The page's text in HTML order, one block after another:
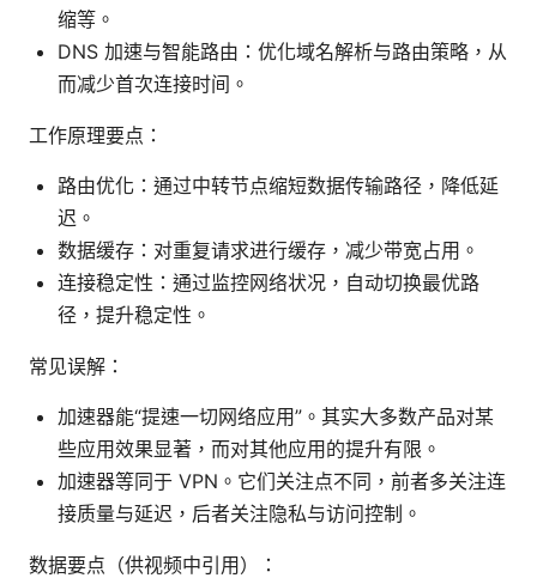
缩等。
DNS 加速与智能路由：优化域名解析与路由策略，从
而减少首次连接时间。
工作原理要点：
路由优化：通过中转节点缩短数据传输路径，降低延
迟。
数据缓存：对重复请求进行缓存，减少带宽占用。
连接稳定性：通过监控网络状况，自动切换最优路
径，提升稳定性。
常见误解：
加速器能“提速一切网络应用”。其实大多数产品对某
些应用效果显著，而对其他应用的提升有限。
加速器等同于 VPN。它们关注点不同，前者多关注连
接质量与延迟，后者关注隐私与访问控制。
数据要点（供视频中引用）：